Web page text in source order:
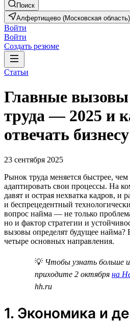
Поиск
Алфертищево (Московская область)
Войти
Войти
Создать резюме
Статьи
Главные
труда — 2025 и
отвечать бизнесу
23 сентября 2025
Рынок труда меняется быстрее, чем
адаптировать свои процессы. На
давят и острая нехватка кадров, и
и беспрецедентный
вопрос найма — не только
но и фактор стратегии и
вызовы определят будущее найма?
четыре основных направления.
💡 Чтобы узнать больше
приходите 2 октября на
hh.ru
1. Экономика и